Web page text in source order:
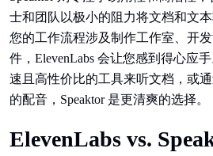
士和团队以极小的阻力将文档和文
您的工作流程涉及制作工作室、开
件，ElevenLabs 会让您感到得心应
速且高性价比的工具来听文档，或
的配音，Speaktor 是更清爽的选择。
ElevenLabs vs.